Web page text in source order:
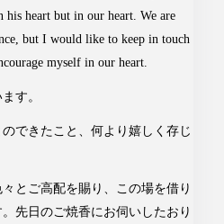
heart but in our heart. We are
but I would like to keep in touch
myself in our heart.
す。
のできたこと、何より嬉しく存じ
とご高配を賜り、この場を借り
先日のご焼香にお伺いしたおり